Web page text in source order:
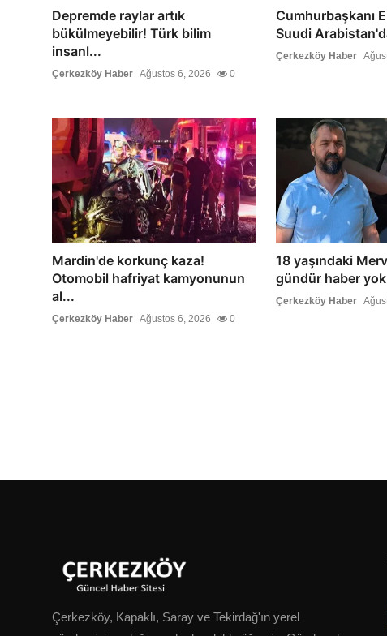
Depremde raylar artık
bükülmeyebilir! Türk bilim
insanl...
Çerkezköy Haber Ağustos 6, 2026 0
Cumhurbaşkanı
Suudi
Çerkezköy Haber
Mardin'de korkunç kaza!
Otomobil hafriyat kamyonunun
al...
Çerkezköy Haber Ağustos 6, 2026 0
18 yaşındaki
gündür haber
Çerkezköy Haber
Çerkezköy, Kapaklı, Saray ve Tekirdağ'ın yerel